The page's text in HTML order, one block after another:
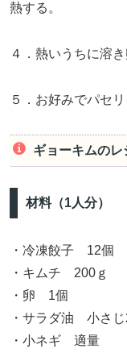
熱する。
４．熱いうちに溶
５．お好みでパセ
ギョーキムのレ
材料（1人分）
・冷凍餃子 12個
・キムチ
・卵 1個
・サラダ油 小さじ
・小ネギ 適量